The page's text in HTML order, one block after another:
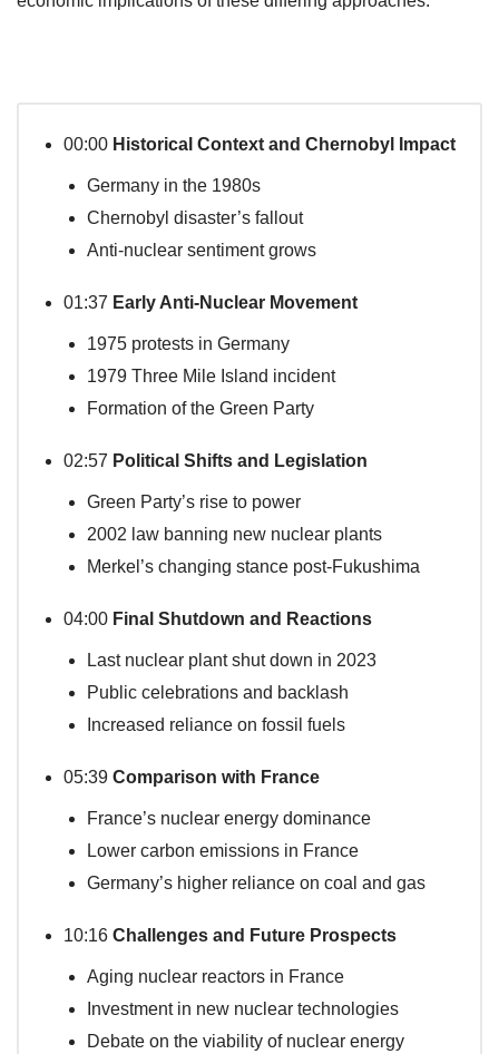
00:00 Historical Context and Chernobyl Impact
Germany in the 1980s
Chernobyl disaster’s fallout
Anti-nuclear sentiment grows
01:37 Early Anti-Nuclear Movement
1975 protests in Germany
1979 Three Mile Island incident
Formation of the Green Party
02:57 Political Shifts and Legislation
Green Party’s rise to power
2002 law banning new nuclear plants
Merkel’s changing stance post-Fukushima
04:00 Final Shutdown and Reactions
Last nuclear plant shut down in 2023
Public celebrations and backlash
Increased reliance on fossil fuels
05:39 Comparison with France
France’s nuclear energy dominance
Lower carbon emissions in France
Germany’s higher reliance on coal and gas
10:16 Challenges and Future Prospects
Aging nuclear reactors in France
Investment in new nuclear technologies
Debate on the viability of nuclear energy